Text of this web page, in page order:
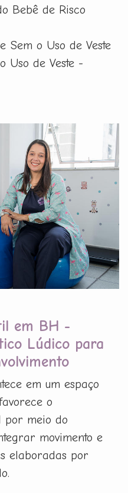
Bebê de Risco
Sem o Uso de Veste
Uso de Veste -
em BH -
Lúdico para
em um espaço
o
por meio do
movimento e
elaboradas por